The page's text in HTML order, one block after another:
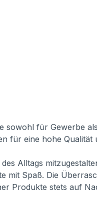
sowohl für Gewerbe
für eine hohe
Alltags
mit Spaß. Die
Produkte stets auf